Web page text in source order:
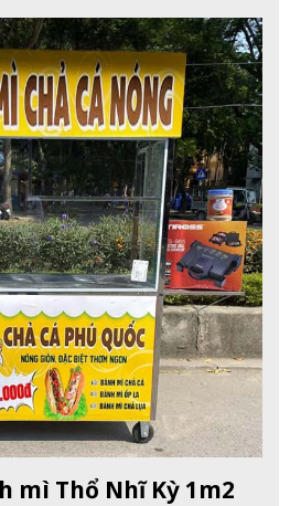
mì Thổ Nhĩ Kỳ 1m2